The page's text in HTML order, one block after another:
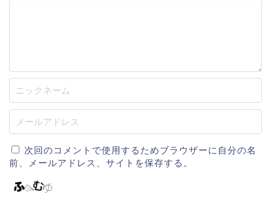
次回のコメントで使用するためブラウザーに自分の名
前、メールアドレス、サイトを保存する。